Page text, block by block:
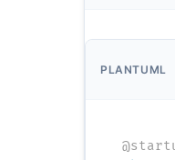
PLANTUML